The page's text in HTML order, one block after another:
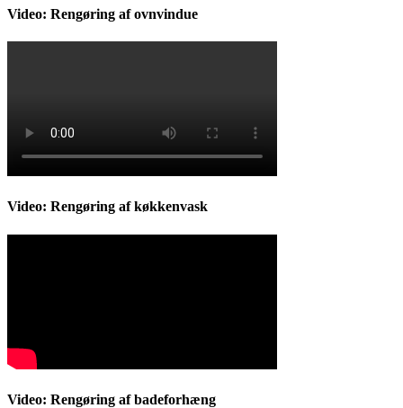
Video: Rengøring af ovnvindue
Video: Rengøring af køkkenvask
Video: Rengøring af badeforhæng